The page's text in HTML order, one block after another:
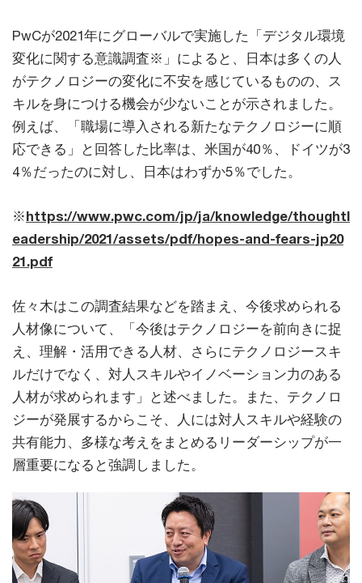
PwCが2021年にグローバルで実施した「デジタル環境
変化に関する意識調査※」によると、日本は多くの人
がテクノロジーの変化に不安を感じているものの、ス
キルを身につける機会が少ないことが示されました。
例えば、「職場に導入される新たなテクノロジーに順
応できる」と回答した比率は、米国が40％、ドイツが3
4％だったのに対し、日本はわずか5％でした。
※https://www.pwc.com/jp/ja/knowledge/thoughtl
eadership/2021/assets/pdf/hopes-and-fears-jp20
21.pdf
佐々木はこの調査結果などを踏まえ、今後求められる
人材像について、「今後はテクノロジーを前向きに捉
え、理解・活用できる人材、さらにテクノロジースキ
ルだけでなく、対人スキルやイノベーション力のある
人材が求められます」と述べました。また、テクノロ
ジーが発展するからこそ、人には対人スキルや経験の
共有能力、多様な考えをまとめるリーダーシップが一
層重要になると強調しました。